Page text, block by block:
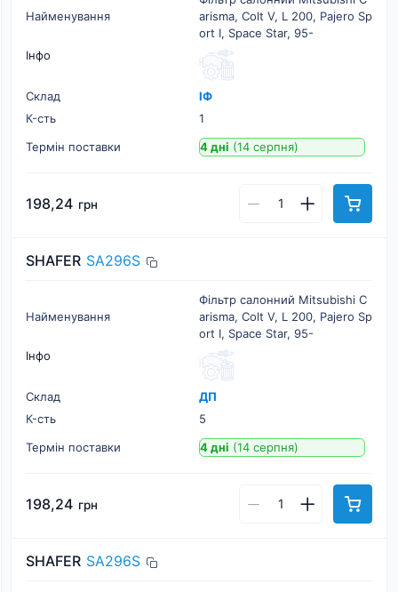
Найменування
arisma, Colt V, L 200, Pajero Sp
ort I, Space Star, 95-
Інфо
Склад
ІФ
К-cть
1
Термін поставки
4 дні (14 серпня)
198,24 грн
SHAFER SA296S
Найменування
Фільтр салонний Mitsubishi C
arisma, Colt V, L 200, Pajero Sp
ort I, Space Star, 95-
Інфо
Склад
ДП
К-cть
5
Термін поставки
4 дні (14 серпня)
198,24 грн
SHAFER SA296S